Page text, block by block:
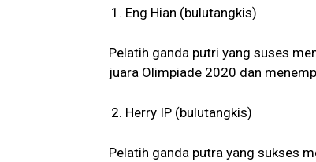
Eng Hian (bulutangkis)
Pelatih ganda putri yang suses
juara Olimpiade 2020 dan
Herry IP (bulutangkis)
Pelatih ganda putra yang sukses